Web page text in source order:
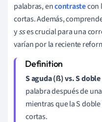
palabras, encontrastecon
cortas. Además,
ysses crucial para una
varían por la reciente
S aguda (ß) vs. S doble
palabra después de
mientras que la S
cortas.